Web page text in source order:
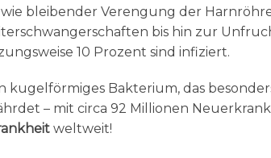
bleibender Verengung der
bis hin zur
10 Prozent sind infiziert.
kugelförmiges Bakterium, das
– mit circa 92 Millionen
weltweit!